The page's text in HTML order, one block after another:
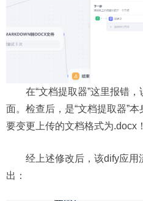
在“文档提取器”这里报错
面。检查后，是“文档提取器”
要变更上传的文档格式为.docx！
经上述修改后，该dify应用
出：